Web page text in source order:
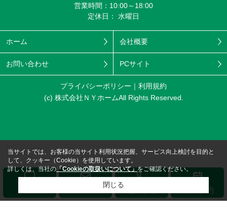
営業時間：10:00～18:00
定休日： 水曜日
ホーム 会社概要
お問い合わせ PCサイト
プライバシーポリシー
利用規約
(c) 株式会社ＮＹホームAll Rights Reserved.
来店予約
当サイトでは、お客様の当サイト利用状況把握、サービス向上検討を目的と
して、クッキー（Cookie）を使用しています。
詳しくは、当社の 「Cookieの取扱いについて」をご確認ください。
閉じる